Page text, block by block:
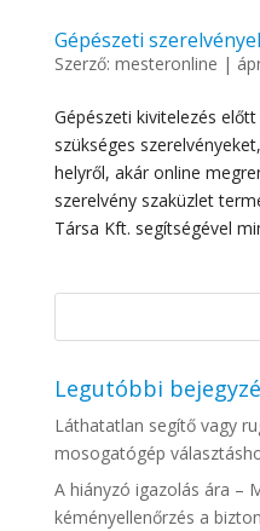
Gépészeti
Szerző: mesteronline |
Gépészeti kivitelezés
szükséges
helyről, akár online
szerelvény szaküzlet
Társa Kft. segítségével
Legutóbbi
Láthatatlan segítő vagy
mosogatógép
A hiányzó igazolás ára –
kéményellenőrzés a